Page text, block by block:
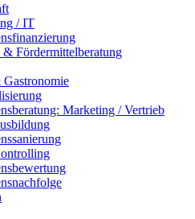
/ IT
Fördermittelberatung
Marketing / Vertrieb